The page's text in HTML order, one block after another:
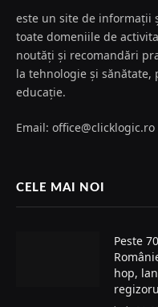
este un site de informații
toate domeniile de
noutăți și recomandări
la tehnologie și sănătate,
educație.
Email: office@clicklogic.ro
CELE MAI NOI
Peste
hop,